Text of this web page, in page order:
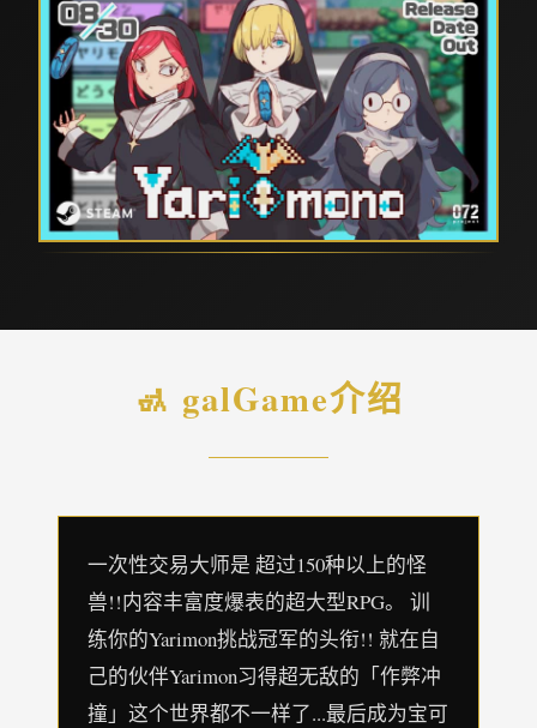
🚮 galGame介绍
一次性交易大师是 超过150种以上的怪
兽!!内容丰富度爆表的超大型RPG。 训
练你的Yarimon挑战冠军的头衔!! 就在自
己的伙伴Yarimon习得超无敌的「作弊冲
撞」这个世界都不一样了...最后成为宝可